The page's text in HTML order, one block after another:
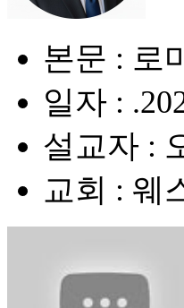
본문 : 로
일자 :
설교자 :
교회 : 웨